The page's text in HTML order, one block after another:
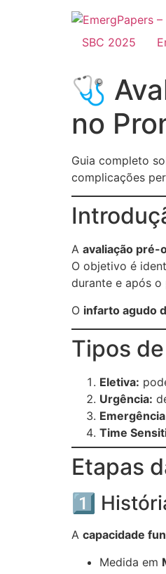
SBC 2025
🩺
no
Guia completo
complicações
A avaliação pré-
O objetivo é
durante e após
O infarto agudo
Tipos
Eletiva:
Urgência:
Time
Etapas
1️⃣
A capacidade
Medida em